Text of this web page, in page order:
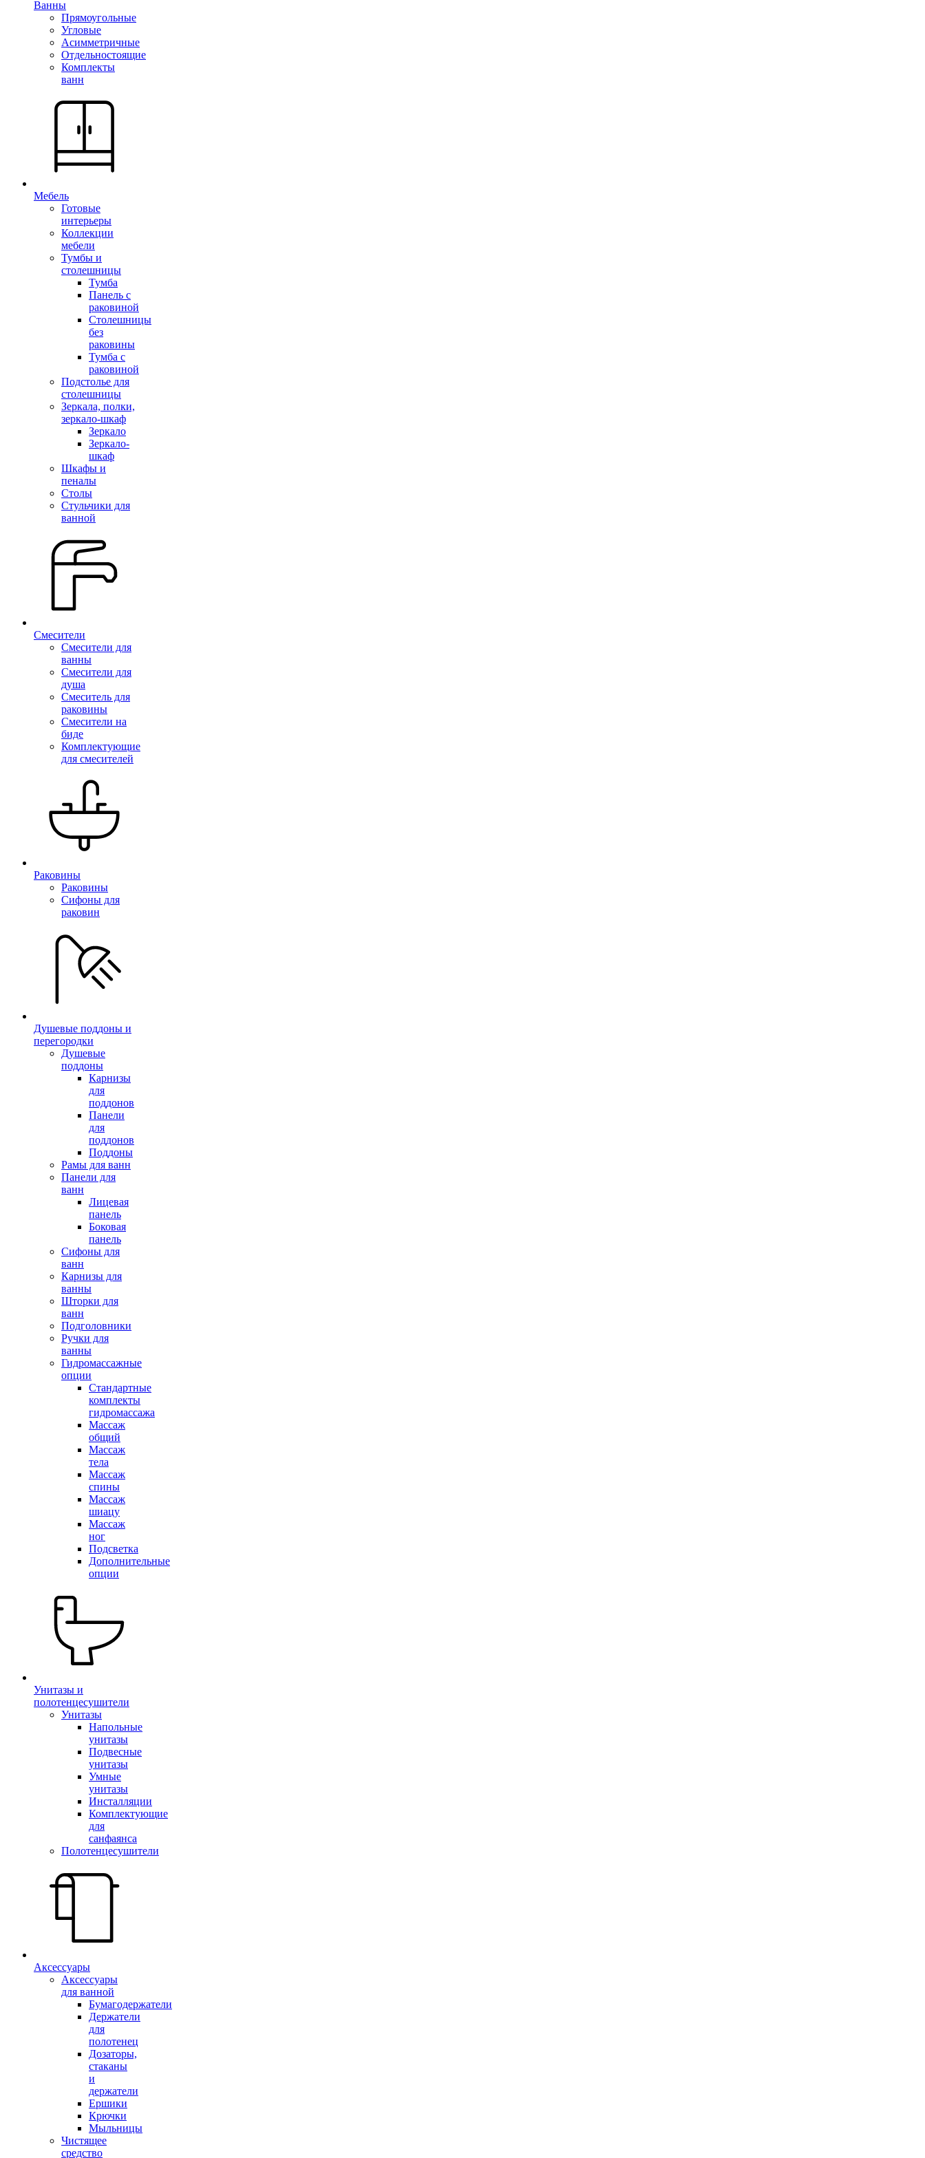
Ванны
Прямоугольные
Угловые
Асимметричные
Отдельностоящие
Комплекты
ванн
Мебель
Готовые
интерьеры
Коллекции
мебели
Тумбы и
столешницы
Тумба
Панель с
раковиной
Столешницы
без
раковины
Тумба с
раковиной
Подстолье для
столешницы
Зеркала, полки,
зеркало-шкаф
Зеркало
Зеркало-
шкаф
Шкафы и
пеналы
Столы
Стульчики для
ванной
Смесители
Смесители для
ванны
Смесители для
душа
Смеситель для
раковины
Смесители на
биде
Комплектующие
для смесителей
Раковины
Раковины
Сифоны для
раковин
Душевые поддоны и
перегородки
Душевые
поддоны
Карнизы
для
поддонов
Панели
для
поддонов
Поддоны
Рамы для ванн
Панели для
ванн
Лицевая
панель
Боковая
панель
Сифоны для
ванн
Карнизы для
ванны
Шторки для
ванн
Подголовники
Ручки для
ванны
Гидромассажные
опции
Стандартные
комплекты
гидромассажа
Массаж
общий
Массаж
тела
Массаж
спины
Массаж
шиацу
Массаж
ног
Подсветка
Дополнительные
опции
Унитазы и
полотенцесушители
Унитазы
Напольные
унитазы
Подвесные
унитазы
Умные
унитазы
Инсталляции
Комплектующие
для
санфаянса
Полотенцесушители
Аксессуары
Аксессуары
для ванной
Бумагодержатели
Держатели
для
полотенец
Дозаторы,
стаканы
и
держатели
Ершики
Крючки
Мыльницы
Чистящее
средство